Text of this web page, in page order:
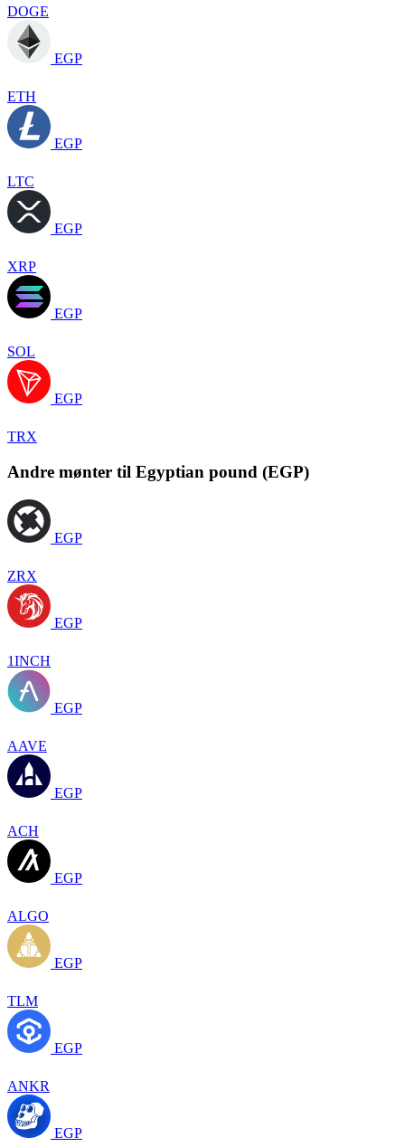
DOGE
EGP
ETH
EGP
LTC
EGP
XRP
EGP
SOL
EGP
TRX
Andre mønter til Egyptian pound (EGP)
EGP
ZRX
EGP
1INCH
EGP
AAVE
EGP
ACH
EGP
ALGO
EGP
TLM
EGP
ANKR
EGP